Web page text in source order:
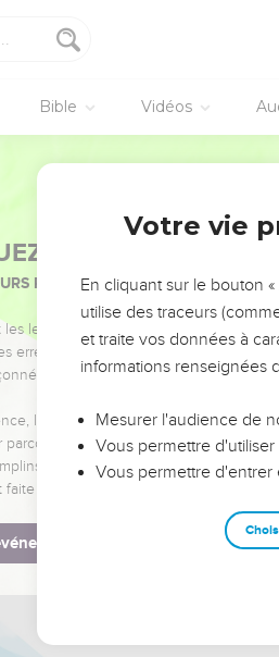
Bible Vidéos
PAS L’ÉVÉNEMENT
POUVAIENT VOUS ÉVITER LES
leaders pour leurs réussites, leur
erreurs et les saisons difficiles qu'ils ont
leaders, entrepreneurs, et
parcours et les clés pour avancer avec
Que vous guidiez un ministère,
pour vous.
Votre vie
En cliquant sur le bouton
utilise des traceurs
et traite vos données à
informations renseignées
Mesurer l'audience de
Vous permettre
Vous permettre d'entrer